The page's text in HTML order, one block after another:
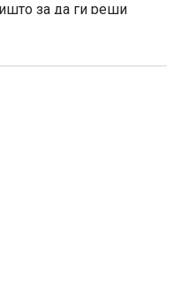
за да ги реши
на водата за